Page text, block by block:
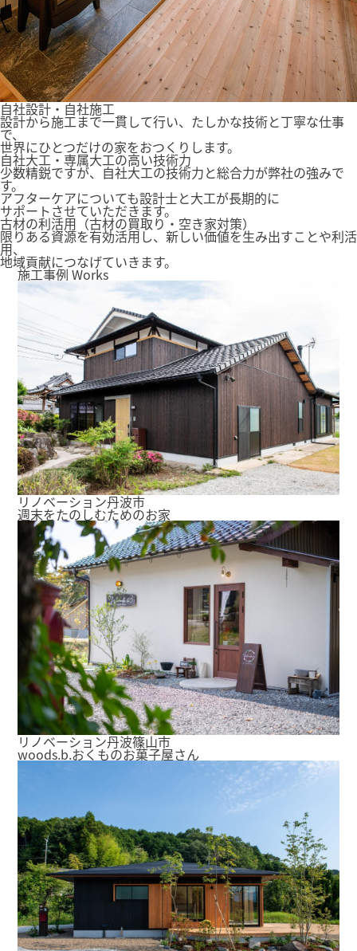
自社設計・自社施工
設計から施工まで一貫して行い、たしかな技術と丁寧な仕事
で、
世界にひとつだけの家をおつくりします。
自社大工・専属大工の高い技術力
少数精鋭ですが、自社大工の技術力と総合力が弊社の強みで
す。
アフターケアについても設計士と大工が長期的に
サポートさせていただきます。
古材の利活用（古材の買取り・空き家対策）
限りある資源を有効活用し、新しい価値を生み出すことや利活
用、
地域貢献につなげていきます。
施工事例Works
リノベーション丹波市
週末をたのしむためのお家
リノベーション丹波篠山市
woods.b.おくものお菓子屋さん